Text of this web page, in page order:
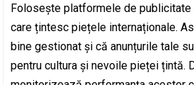
Folosește platformele de publicitate
care țintesc piețele internaționale.
bine gestionat și că anunțurile tale
pentru cultura și nevoile pieței țintă.